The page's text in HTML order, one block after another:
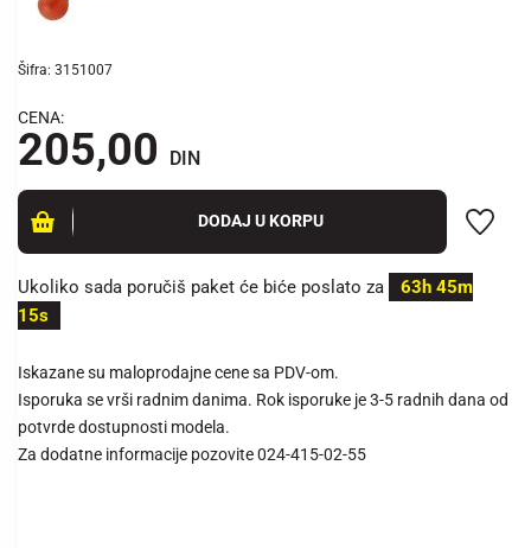
Šifra: 3151007
CENA:
205,00 DIN
DODAJ U KORPU
Ukoliko sada poručiš paket će biće poslato za
63h 45m
15s
Iskazane su maloprodajne cene sa PDV-om.
Isporuka se vrši radnim danima. Rok isporuke je 3-5 radnih dana od
potvrde dostupnosti modela.
Za dodatne informacije pozovite 024-415-02-55